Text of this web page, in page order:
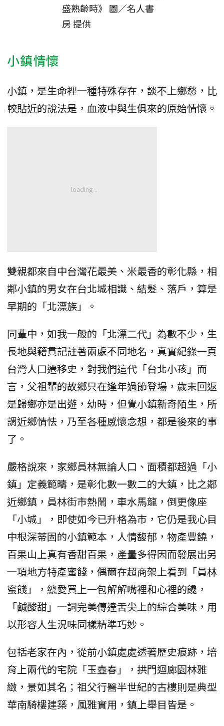
盛熟齡時》 圖／名人書
房 提供
小鎮情懷
小鎮，是生命裡一種特殊存在，談不上鄉愁，比
較貼近的說法是，血液中與生俱來的原始情懷。
雙親都來自中台灣花最美、米最香的彰化縣，相
鄰小鎮的男女在台北城相識、結髮、落戶，算是
早期的「北漂族」。
同輩中，如我一般的「北漂二代」為數不少，生
長地與籍貫記註著兩處不同地名，真實紀錄一頁
台灣人口遷移史，對我們這代「台北小孩」而
言，父祖輩的故鄉只在逢年過節登場，歲末回返
是歸鄉亦是出遊，幼時，但覺小鎮新奇陌生，所
謂近鄉情怯，乃至各種感懷念想，都是後來的事
了。
嚴格說來，家鄉員林無論人口、面積都超過「小
鎮」定義範疇，是彰化數一數二的大鎮，比之鄰
近鄉鎮，員林街市熱鬧，車水馬龍，倒更像座
「小城」，即使如今已升格為市，它仍是我心目
中根深蒂固的小鎮範本，人情馥郁，物產豐饒，
百果山上真有香甜百果，產量多得因而發展出另
一項地方特產蜜餞，偶爾在超商架上看到「員林
蜜餞」，總愛買上一包解解嘴裡和心裡的饞，
「鹹酸甜」一詞完美傳達舌尖上的綜合美味，用
以形容人生況味同樣精準巧妙。
包括老家在內，從前小鎮處處透著歷史痕跡，培
育上兩代的宅院「玉壺春」，拱門迴廊園林雅
緻，景如其名；祖父行醫半世紀的古樓則是典型
華南騎樓建築，風雅實用，鎮上舉目皆是。